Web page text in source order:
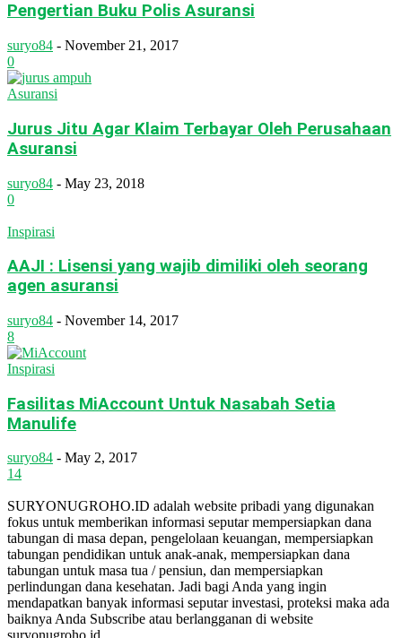
Pengertian Buku Polis Asuransi
suryo84 - November 21, 2017
0
Asuransi
Jurus Jitu Agar Klaim Terbayar Oleh Perusahaan
Asuransi
suryo84 - May 23, 2018
0
Inspirasi
AAJI : Lisensi yang wajib dimiliki oleh seorang
agen asuransi
suryo84 - November 14, 2017
8
Inspirasi
Fasilitas MiAccount Untuk Nasabah Setia
Manulife
suryo84 - May 2, 2017
14
SURYONUGROHO.ID adalah website pribadi yang digunakan
fokus untuk memberikan informasi seputar mempersiapkan dana
tabungan di masa depan, pengelolaan keuangan, mempersiapkan
tabungan pendidikan untuk anak-anak, mempersiapkan dana
tabungan untuk masa tua / pensiun, dan mempersiapkan
perlindungan dana kesehatan. Jadi bagi Anda yang ingin
mendapatkan banyak informasi seputar investasi, proteksi maka ada
baiknya Anda Subscribe atau berlangganan di website